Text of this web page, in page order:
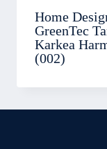
Home
GreenTec
Karkea
(002)